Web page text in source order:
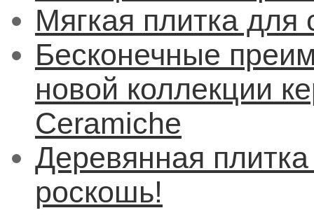
Мягкая плитка для
Бесконечные
новой коллекции
Ceramiche
Деревянная
роскошь!